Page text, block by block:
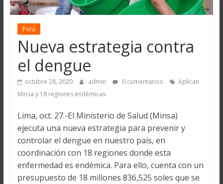
Perú
Nueva estrategia contra
el dengue
octubre 28, 2020 admin 0 comentarios
Aplican
Minsa y 18 regiones endémicas
Lima, oct. 27.-El Ministerio de Salud (Minsa)
ejecuta una nueva estrategia para prevenir y
controlar el dengue en nuestro país, en
coordinación con 18 regiones donde esta
enfermedad es endémica. Para ello, cuenta con un
presupuesto de 18 millones 836,525 soles que se